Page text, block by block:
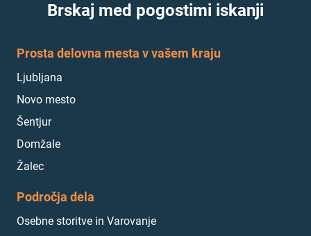
Brskaj med pogostimi iskanji
Prosta delovna mesta v vašem kraju
Ljubljana
Novo mesto
Šentjur
Domžale
Žalec
Področja dela
Osebne storitve in Varovanje